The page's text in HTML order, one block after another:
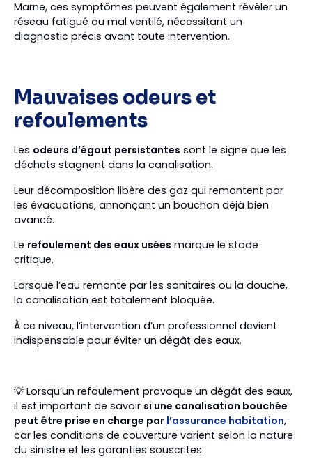
Marne, ces symptômes peuvent également révéler un
réseau fatigué ou mal ventilé, nécessitant un
diagnostic précis avant toute intervention.
Mauvaises odeurs et
refoulements
Les odeurs d’égout persistantes sont le signe que les
déchets stagnent dans la canalisation.
Leur décomposition libère des gaz qui remontent par
les évacuations, annonçant un bouchon déjà bien
avancé.
Le refoulement des eaux usées marque le stade
critique.
Lorsque l’eau remonte par les sanitaires ou la douche,
la canalisation est totalement bloquée.
À ce niveau, l’intervention d’un professionnel devient
indispensable pour éviter un dégât des eaux.
💡 Lorsqu’un refoulement provoque un dégât des eaux,
il est important de savoir si une canalisation bouchée
peut être prise en charge par l’assurance habitation,
car les conditions de couverture varient selon la nature
du sinistre et les garanties souscrites.